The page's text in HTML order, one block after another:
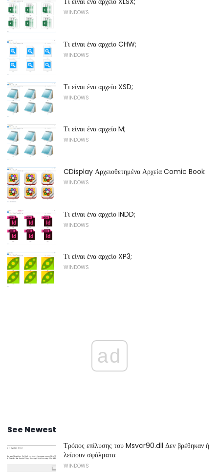
WINDOWS
Τι είναι ένα αρχείο CHW;
WINDOWS
Τι είναι ένα αρχείο XSD;
WINDOWS
Τι είναι ένα αρχείο M;
WINDOWS
CDisplay Αρχειοθετημένα Αρχεία Comic Book
WINDOWS
Τι είναι ένα αρχείο INDD;
WINDOWS
Τι είναι ένα αρχείο XP3;
WINDOWS
ad
See Newest
Τρόπος επίλυσης του Msvcr90.dll Δεν βρέθηκαν ή
λείπουν σφάλματα
WINDOWS